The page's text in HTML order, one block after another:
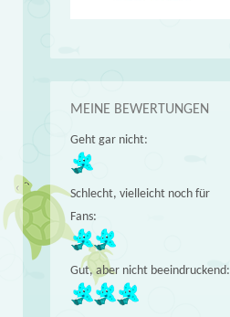
MEINE BEWERTUNGEN
Geht gar nicht:
Schlecht, vielleicht noch für
Fans:
Gut, aber nicht beeindruckend: